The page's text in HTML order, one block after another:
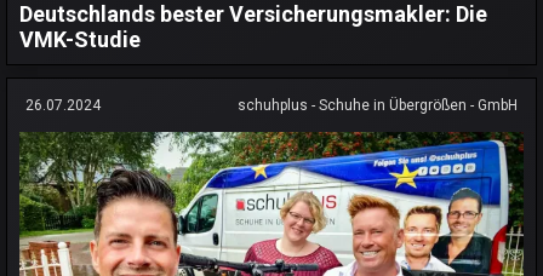
Deutschlands bester Versicherungsmakler: Die
VMK-Studie
26.07.2024 schuhplus - Schuhe in Übergrößen - GmbH